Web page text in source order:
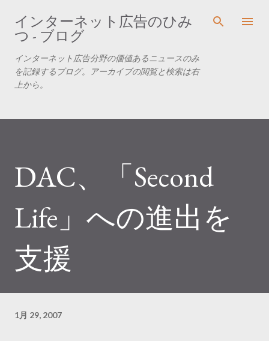
スキップしてメイン コンテンツに移動
インターネット広告のひみ
つ - ブログ
インターネット広告分野の価値あるニュースのみ
を記録するブログ。アーカイブの閲覧と検索は右
上から。
DAC、「Second
Life」への進出を
支援
1月 29, 2007